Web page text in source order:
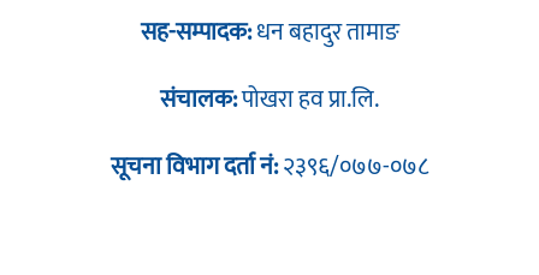
सह-सम्पादक:धन बहादुर तामाङ
संचालक:पोखरा हव प्रा.लि.
सूचना विभाग दर्ता नं:२३९६/०७७-०७८